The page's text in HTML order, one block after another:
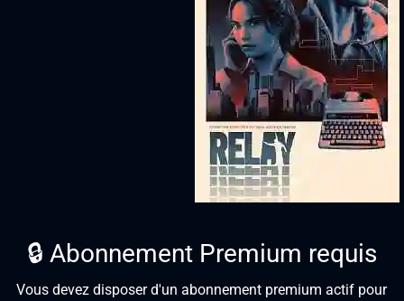
🔒 Abonnement Premium requis
Vous devez disposer d'un abonnement premium actif pour